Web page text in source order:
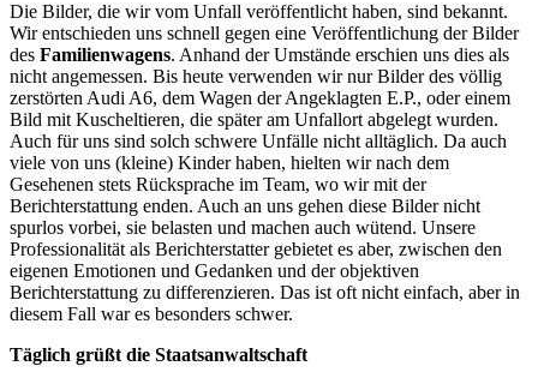
Die Bilder, die wir vom Unfall veröffentlicht haben, sind bekannt.
Wir entschieden uns schnell gegen eine Veröffentlichung der Bilder
des Familienwagens. Anhand der Umstände erschien uns dies als
nicht angemessen. Bis heute verwenden wir nur Bilder des völlig
zerstörten Audi A6, dem Wagen der Angeklagten E.P., oder einem
Bild mit Kuscheltieren, die später am Unfallort abgelegt wurden.
Auch für uns sind solch schwere Unfälle nicht alltäglich. Da auch
viele von uns (kleine) Kinder haben, hielten wir nach dem
Gesehenen stets Rücksprache im Team, wo wir mit der
Berichterstattung enden. Auch an uns gehen diese Bilder nicht
spurlos vorbei, sie belasten und machen auch wütend. Unsere
Professionalität als Berichterstatter gebietet es aber, zwischen den
eigenen Emotionen und Gedanken und der objektiven
Berichterstattung zu differenzieren. Das ist oft nicht einfach, aber in
diesem Fall war es besonders schwer.
Täglich grüßt die Staatsanwaltschaft